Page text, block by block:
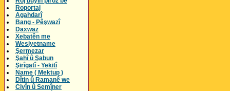
Roportaj
Agahdarî
Bang - Pêşwazî
Daxwaz
Xebatên me
Wesiyetname
Şermezar
Şahî û Şabun
Şirîgatî - Yekitî
Name ( Mektup )
Dîtin û Ramanê we
Civîn û Semîner